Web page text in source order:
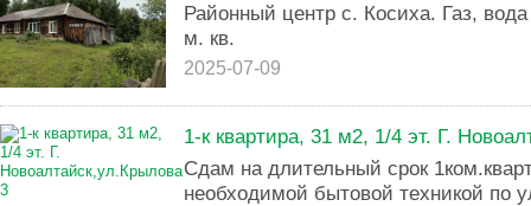
Районный центр с. Косиха. Газ,
м. кв.
2025-07-09
1-к квартира, 31 м2, 1/4 эт. Г.
Сдам на длительный срок
необходимой бытовой техникой по